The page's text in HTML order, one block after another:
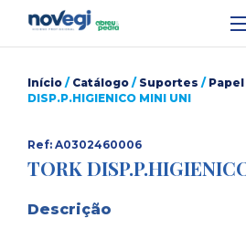
Início / Catálogo / Suportes / Papel
DISP.P.HIGIENICO MINI UNI
Ref: A0302460006
TORK
Descrição